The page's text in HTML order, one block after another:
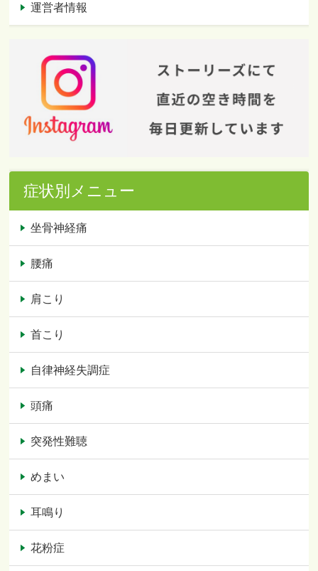
運営者情報
症状別メニュー
坐骨神経痛
腰痛
肩こり
首こり
自律神経失調症
頭痛
突発性難聴
めまい
耳鳴り
花粉症